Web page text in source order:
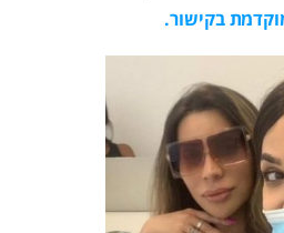
בקישור.